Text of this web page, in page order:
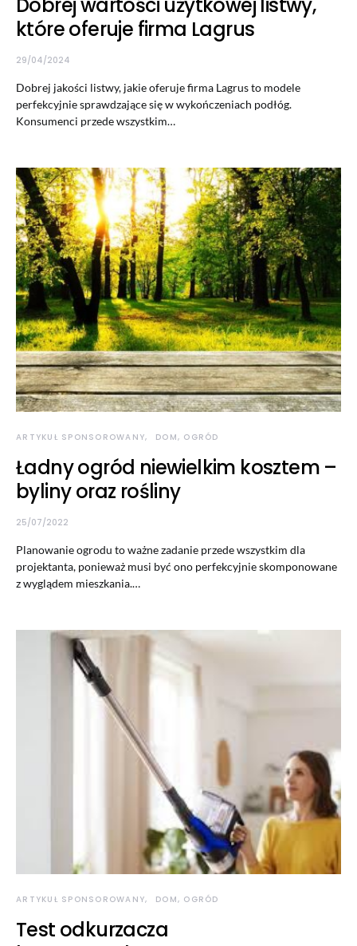
które oferuje firma Lagrus
29/04/2024
Dobrej jakości listwy, jakie oferuje firma Lagrus to modele
perfekcyjnie sprawdzające się w wykończeniach podłóg.
Konsumenci przede wszystkim…
ARTYKUŁ SPONSOROWANY DOM, OGRÓD
Ładny ogród niewielkim kosztem –
byliny oraz rośliny
25/07/2022
Planowanie ogrodu to ważne zadanie przede wszystkim dla
projektanta, ponieważ musi być ono perfekcyjnie skomponowane
z wyglądem mieszkania.…
ARTYKUŁ SPONSOROWANY DOM, OGRÓD
Test odkurzacza